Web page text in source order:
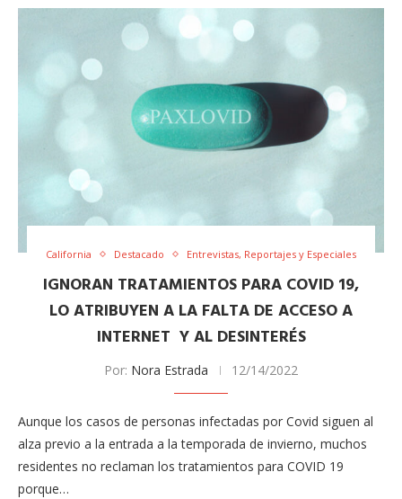
California Destacado Entrevistas, Reportajes y Especiales
IGNORAN TRATAMIENTOS PARA COVID 19,
LO ATRIBUYEN A LA FALTA DE ACCESO A
INTERNET Y AL DESINTERÉS
Por: Nora Estrada 12/14/2022
Aunque los casos de personas infectadas por Covid siguen al
alza previo a la entrada a la temporada de invierno, muchos
residentes no reclaman los tratamientos para COVID 19
porque…